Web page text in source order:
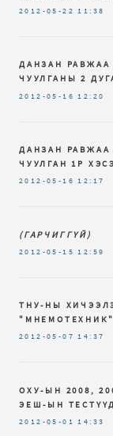
2012-05-22 11:38
ДАНЗАН РАВЖАА
ЧУУЛГАНЫ 2
2012-05-16 12:20
ДАНЗАН РАВЖАА
ЧУУЛГАН 1Р
2012-05-16 12:17
(ГАРЧИГГҮЙ)
2012-05-15 12:59
ТНУ-НЫ
2012-05-07 14:37
ОХУ-ЫН 2008,
ЭЕШ-ЫН ТЕСТҮҮД
2012-05-01 14:33